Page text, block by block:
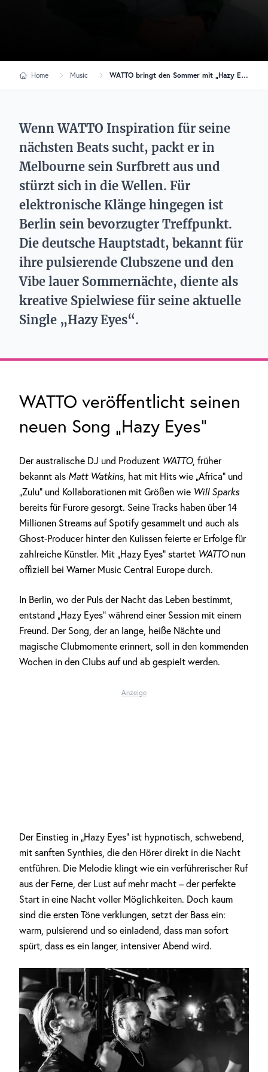
Home Music WATTO bringt den Sommer mit „Hazy Eyes“ zum Kochen
Wenn WATTO Inspiration für seine
nächsten Beats sucht, packt er in
Melbourne sein Surfbrett aus und
stürzt sich in die Wellen. Für
elektronische Klänge hingegen ist
Berlin sein bevorzugter Treffpunkt.
Die deutsche Hauptstadt, bekannt für
ihre pulsierende Clubszene und den
Vibe lauer Sommernächte, diente als
kreative Spielwiese für seine aktuelle
Single „Hazy Eyes“.
WATTO veröffentlicht seinen
neuen Song „Hazy Eyes“
Der australische DJ und Produzent WATTO, früher
bekannt als Matt Watkins, hat mit Hits wie „Africa“ und
„Zulu“ und Kollaborationen mit Größen wie Will Sparks
bereits für Furore gesorgt. Seine Tracks haben über 14
Millionen Streams auf Spotify gesammelt und auch als
Ghost-Producer hinter den Kulissen feierte er Erfolge für
zahlreiche Künstler. Mit „Hazy Eyes“ startet WATTO nun
offiziell bei Warner Music Central Europe durch.
In Berlin, wo der Puls der Nacht das Leben bestimmt,
entstand „Hazy Eyes“ während einer Session mit einem
Freund. Der Song, der an lange, heiße Nächte und
magische Clubmomente erinnert, soll in den kommenden
Wochen in den Clubs auf und ab gespielt werden.
Anzeige
Der Einstieg in „Hazy Eyes“ ist hypnotisch, schwebend,
mit sanften Synthies, die den Hörer direkt in die Nacht
entführen. Die Melodie klingt wie ein verführerischer Ruf
aus der Ferne, der Lust auf mehr macht – der perfekte
Start in eine Nacht voller Möglichkeiten. Doch kaum
sind die ersten Töne verklungen, setzt der Bass ein:
warm, pulsierend und so einladend, dass man sofort
spürt, dass es ein langer, intensiver Abend wird.